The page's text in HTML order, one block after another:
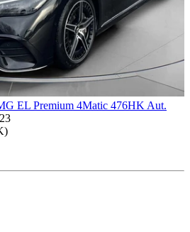
EL Premium 4Matic 476HK Aut.